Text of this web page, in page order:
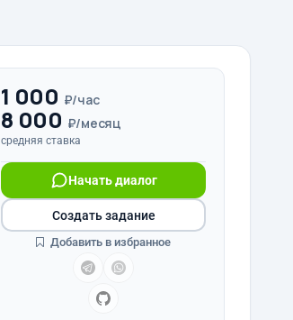
1 000 ₽/час
8 000 ₽/месяц
средняя ставка
Начать диалог
Создать задание
Добавить в избранное